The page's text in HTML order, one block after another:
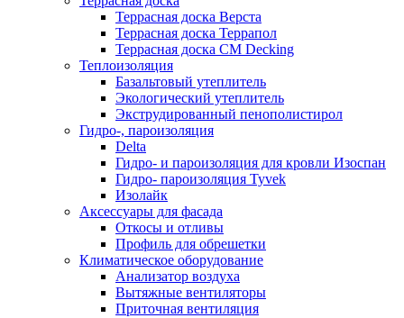
Террасная доска Верста
Террасная доска Террапол
Террасная доска CM Decking
Теплоизоляция
Базальтовый утеплитель
Экологический утеплитель
Экструдированный пенополистирол
Гидро-, пароизоляция
Delta
Гидро- и пароизоляция для кровли Изоспан
Гидро- пароизоляция Tyvek
Изолайк
Аксессуары для фасада
Откосы и отливы
Профиль для обрешетки
Климатическое оборудование
Анализатор воздуха
Вытяжные вентиляторы
Приточная вентиляция